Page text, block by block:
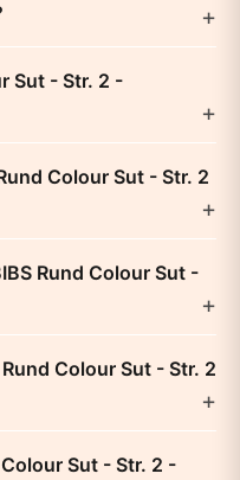
Sut - Str. 2 -
Colour Sut - Str. 2
Rund Colour Sut -
Colour Sut - Str. 2
Sut - Str. 2 -